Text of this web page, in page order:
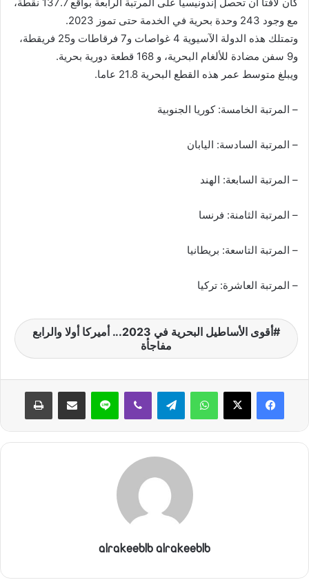
مع وجود 243 وحدة بحرية في الخدمة حتى تموز 2023.
وتمتلك هذه الدولة الآسيوية 4 غواصات و7 فرقاطات و25 فريقطة،
و9 سفن مضادة للألغام البحرية، و 168 قطعة دورية بحرية.
ويبلغ متوسط عمر هذه القطع البحرية 21.8 عاما.
– المرتبة الخامسة: كوريا الجنوبية
– المرتبة السادسة: اليابان
– المرتبة السابعة: الهند
– المرتبة الثامنة: فرنسا
– المرتبة التاسعة: بريطانيا
– المرتبة العاشرة: تركيا
أقوى الأساطيل البحرية في 2023... أميركا أولا والرابع
مفاجأة
واتساب لاين
alrakeeblb alrakeeblb